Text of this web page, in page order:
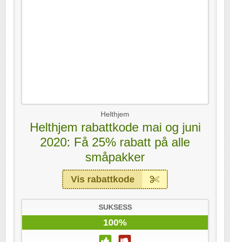
Helthjem
Helthjem rabattkode mai og juni
2020: Få 25% rabatt på alle
småpakker
Vis rabattkode
SUKSESS
100%